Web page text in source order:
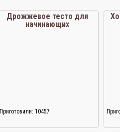
Дрожжевое тесто для
начинающих
Приготовили: 10457